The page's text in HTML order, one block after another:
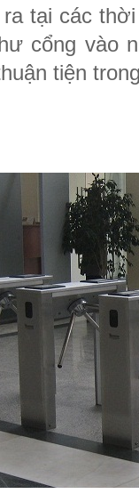
tại các
cổng vào
tiện